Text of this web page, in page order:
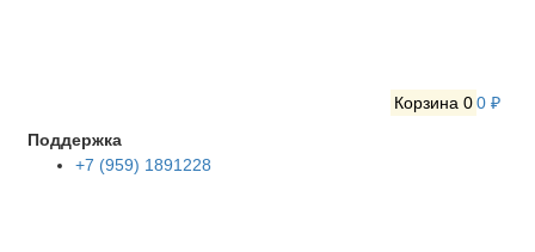
Корзина 00 ₽
Поддержка
+7 (959) 1891228